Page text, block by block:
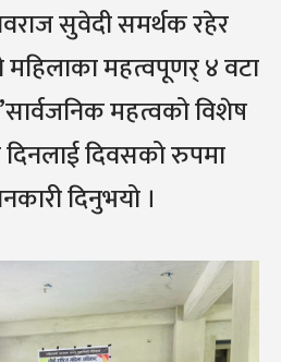
सुवेदी समर्थक रहेर
महत्वपूणर् ४ वटा
महत्वको विशेष
दिनलाई दिवसको रुपमा
दिनुभयो ।